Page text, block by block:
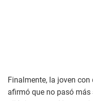
Finalmente, la joven
afirmó que no pasó